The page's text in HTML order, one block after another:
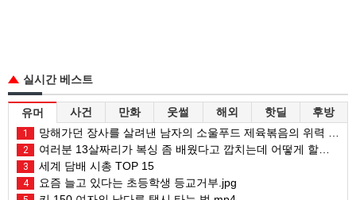
실시간 베스트
유머 사건 만화 웃썰 해외 핫딜 후방
1 망해가던 장사를 살려낸 남자의 소울푸드 제육볶음의 위력 ㅋㅋ
2 여러분 13살짜리가 복싱 좀 배웠다고 깝치는데 어떻게 할까요?
3 세계 담배 시총 TOP 15
4 요즘 늘고 있다는 초등학생 등교거부.jpg